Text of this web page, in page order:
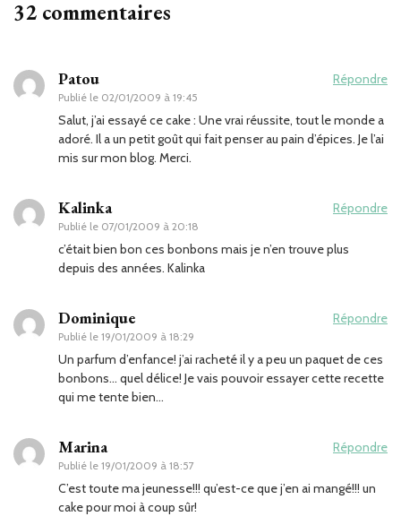
32 commentaires
Patou
Publié le 02/01/2009 à 19:45
Répondre
Salut, j’ai essayé ce cake : Une vrai réussite, tout le monde a
adoré. Il a un petit goût qui fait penser au pain d’épices. Je l’ai
mis sur mon blog. Merci.
Kalinka
Publié le 07/01/2009 à 20:18
Répondre
c’était bien bon ces bonbons mais je n’en trouve plus
depuis des années. Kalinka
Dominique
Publié le 19/01/2009 à 18:29
Répondre
Un parfum d’enfance! j’ai racheté il y a peu un paquet de ces
bonbons… quel délice! Je vais pouvoir essayer cette recette
qui me tente bien…
Marina
Publié le 19/01/2009 à 18:57
Répondre
C’est toute ma jeunesse!!! qu’est-ce que j’en ai mangé!!! un
cake pour moi à coup sûr!